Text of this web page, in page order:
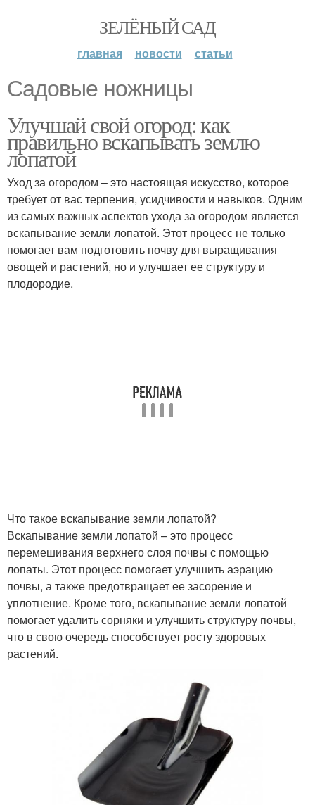
ЗЕЛЁНЫЙ САД
главная новости статьи
Садовые ножницы
Улучшай свой огород: как
правильно вскапывать землю
лопатой
Уход за огородом – это настоящая искусство, которое
требует от вас терпения, усидчивости и навыков. Одним
из самых важных аспектов ухода за огородом является
вскапывание земли лопатой. Этот процесс не только
помогает вам подготовить почву для выращивания
овощей и растений, но и улучшает ее структуру и
плодородие.
Что такое вскапывание земли лопатой?
Вскапывание земли лопатой – это процесс
перемешивания верхнего слоя почвы с помощью
лопаты. Этот процесс помогает улучшить аэрацию
почвы, а также предотвращает ее засорение и
уплотнение. Кроме того, вскапывание земли лопатой
помогает удалить сорняки и улучшить структуру почвы,
что в свою очередь способствует росту здоровых
растений.